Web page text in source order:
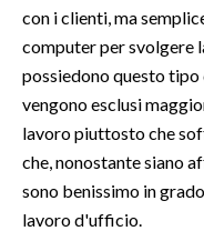
con i clienti, ma
computer per svolgere
possiedono questo
vengono esclusi
lavoro piuttosto che
che, nonostante siano
sono benissimo in
lavoro d'ufficio.